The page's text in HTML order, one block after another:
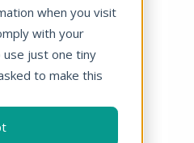
when you visit
with your
just one tiny
to make this